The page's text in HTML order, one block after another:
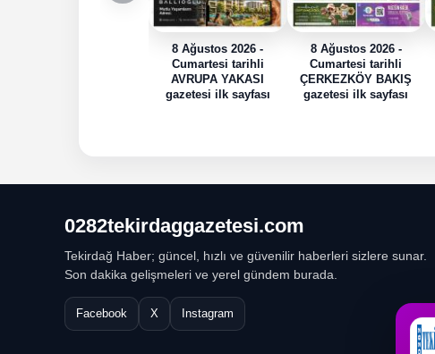
8 Ağustos 2026 -
Cumartesi tarihli
AVRUPA YAKASI
gazetesi ilk sayfası
8 Ağustos 2026 -
Cumartesi tarihli
ÇERKEZKÖY BAKIŞ
gazetesi ilk sayfası
0282tekirdaggazetesi.com
Tekirdağ Haber; güncel, hızlı ve güvenilir haberleri sizlere sunar.
Son dakika gelişmeleri ve yerel gündem burada.
Facebook X Instagram